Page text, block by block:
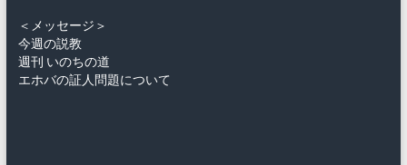
＜メッセージ＞
今週の説教
週刊 いのちの道
エホバの証人問題について